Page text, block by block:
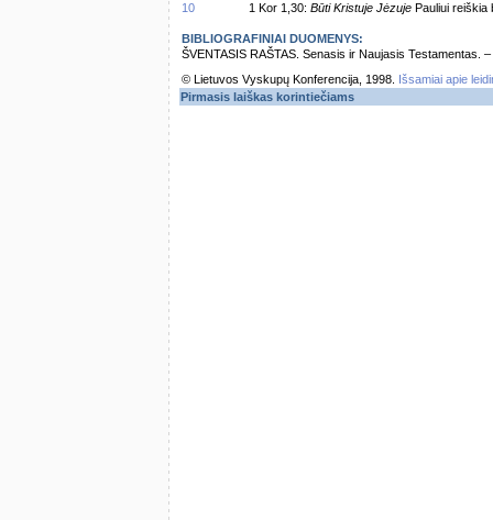
10
1 Kor 1,30: Būti Kristuje Jėzuje Pauliui reiškia
BIBLIOGRAFINIAI DUOMENYS:
ŠVENTASIS RAŠTAS. Senasis ir Naujasis Testamentas.
© Lietuvos Vyskupų Konferencija, 1998.
Išsamiai apie
Pirmasis laiškas korintiečiams